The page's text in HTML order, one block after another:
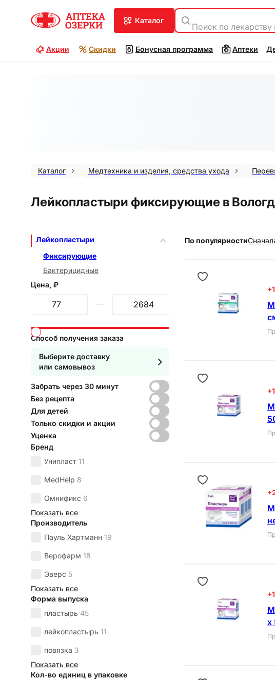
каталог
Поиск по
Акции Скидки Бонусная программа Аптеки
Каталог Медтехника и изделия, средства ухода
Лейкопластыри фиксирующие в
Лейкопластыри
Фиксирующие
Бактерицидные
Цена, ₽
Способ получения заказа
Выберите доставку
или самовывоз
Забрать через 30 минут
Без рецепта
Для детей
Только скидки и акции
Уценка
Бренд
Унипласт 11
MedHelp 8
Омнификс 6
Показать все
Производитель
Пауль Хартманн 19
Верофарм 18
Эверс 5
Показать все
Форма выпуска
пластырь 45
лейкопластырь 11
повязка 3
Показать все
Кол-во единиц в упаковке
По популярности
+
+
+
+
х